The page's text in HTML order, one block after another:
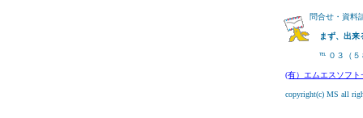
問合せ・資料
まず、出来
℡ ０３（
(有）エムエスソフ
copyright(c) MS all